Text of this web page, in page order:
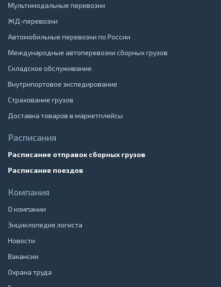
Мультимодальные перевозки
ЖД-перевозки
Автомобильные перевозки по России
Международные автоперевозки сборных грузов
Складское обслуживание
Внутрипортовое экспедирование
Страхование грузов
Доставка товаров в маркетплейсы
Расписания
Расписание отправок сборных грузов
Расписание поездов
Компания
О компании
Энциклопедия логиста
Новости
Вакансии
Охрана труда